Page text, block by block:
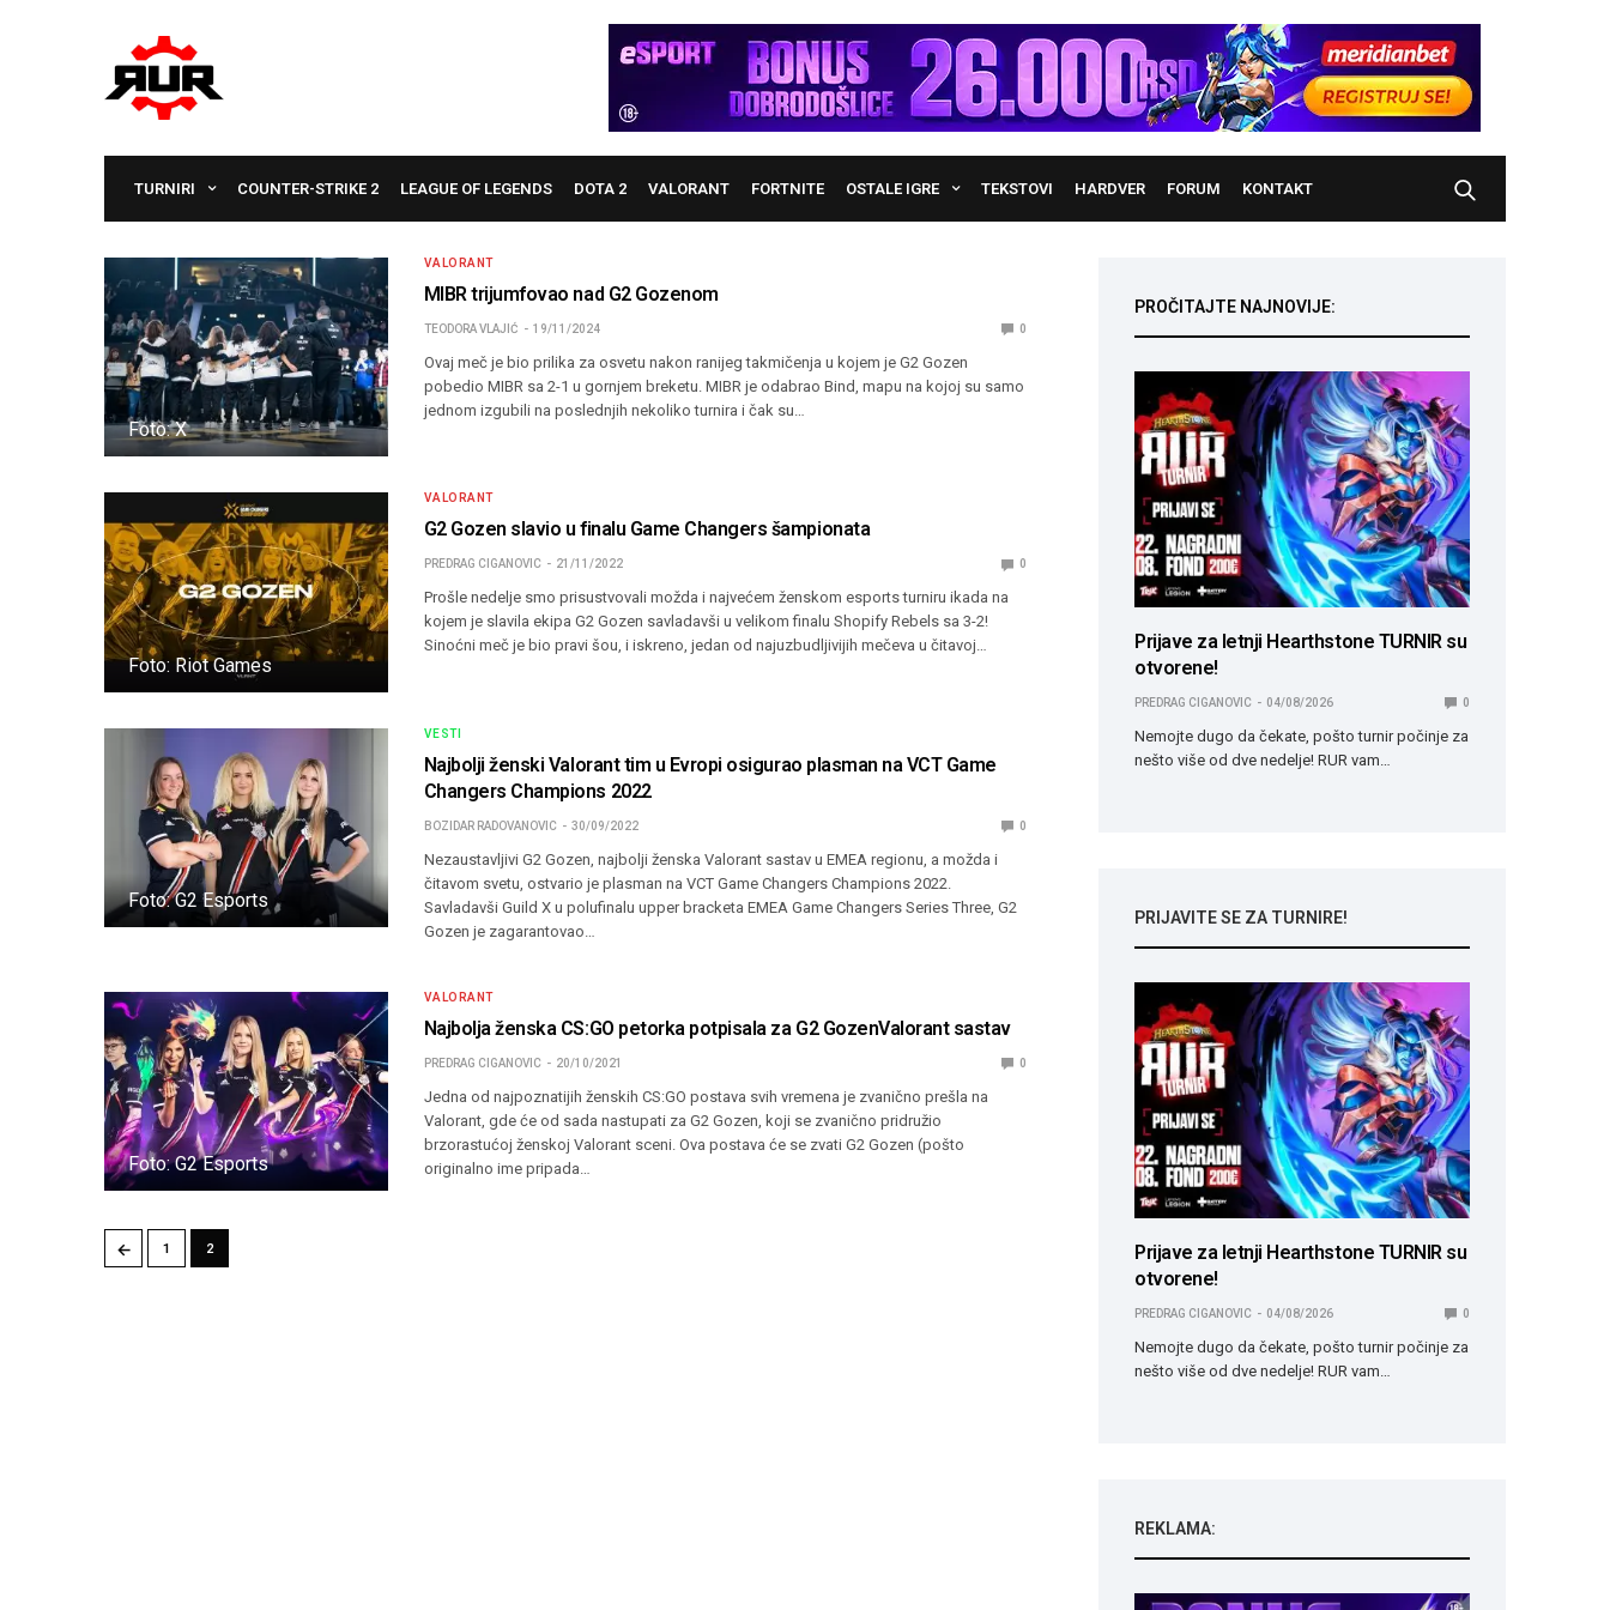
TURNIRI COUNTER-STRIKE 2 LEAGUE OF LEGENDS DOTA 2 VALORANT FORTNITE OSTALE IGRE TEKSTOVI HARDVER FORUM KONTAKT
Foto: X
VALORANT
MIBR trijumfovao nad G2 Gozenom
TEODORA VLAJIĆ 19/11/2024 0
Ovaj meč je bio prilika za osvetu nakon ranijeg takmičenja u kojem je G2 Gozen
pobedio MIBR sa 2-1 u gornjem breketu. MIBR je odabrao Bind, mapu na kojoj su samo
jednom izgubili na poslednjih nekoliko turnira i čak su…
Foto: Riot Games
VALORANT
G2 Gozen slavio u finalu Game Changers šampionata
PREDRAG CIGANOVIC 21/11/2022 0
Prošle nedelje smo prisustvovali možda i najvećem ženskom esports turniru ikada na
kojem je slavila ekipa G2 Gozen savladavši u velikom finalu Shopify Rebels sa 3-2!
Sinoćni meč je bio pravi šou, i iskreno, jedan od najuzbudljivijih mečeva u čitavoj…
Foto: G2 Esports
VESTI
Najbolji ženski Valorant tim u Evropi osigurao plasman na VCT Game
Changers Champions 2022
BOZIDAR RADOVANOVIC 30/09/2022 0
Nezaustavljivi G2 Gozen, najbolji ženska Valorant sastav u EMEA regionu, a možda i
čitavom svetu, ostvario je plasman na VCT Game Changers Champions 2022.
Savladavši Guild X u polufinalu upper bracketa EMEA Game Changers Series Three, G2
Gozen je zagarantovao…
Foto: G2 Esports
VALORANT
Najbolja ženska CS:GO petorka potpisala za G2 GozenValorant sastav
PREDRAG CIGANOVIC 20/10/2021 0
Jedna od najpoznatijih ženskih CS:GO postava svih vremena je zvanično prešla na
Valorant, gde će od sada nastupati za G2 Gozen, koji se zvanično pridružio
brzorastućoj ženskoj Valorant sceni. Ova postava će se zvati G2 Gozen (pošto
originalno ime pripada…
← 1 2
PROČITAJTE NAJNOVIJE:
Prijave za letnji Hearthstone TURNIR su
otvorene!
PREDRAG CIGANOVIC 04/08/2026 0
Nemojte dugo da čekate, pošto turnir počinje za
nešto više od dve nedelje! RUR vam…
PRIJAVITE SE ZA TURNIRE!
Prijave za letnji Hearthstone TURNIR su
otvorene!
PREDRAG CIGANOVIC 04/08/2026 0
Nemojte dugo da čekate, pošto turnir počinje za
nešto više od dve nedelje! RUR vam…
REKLAMA: